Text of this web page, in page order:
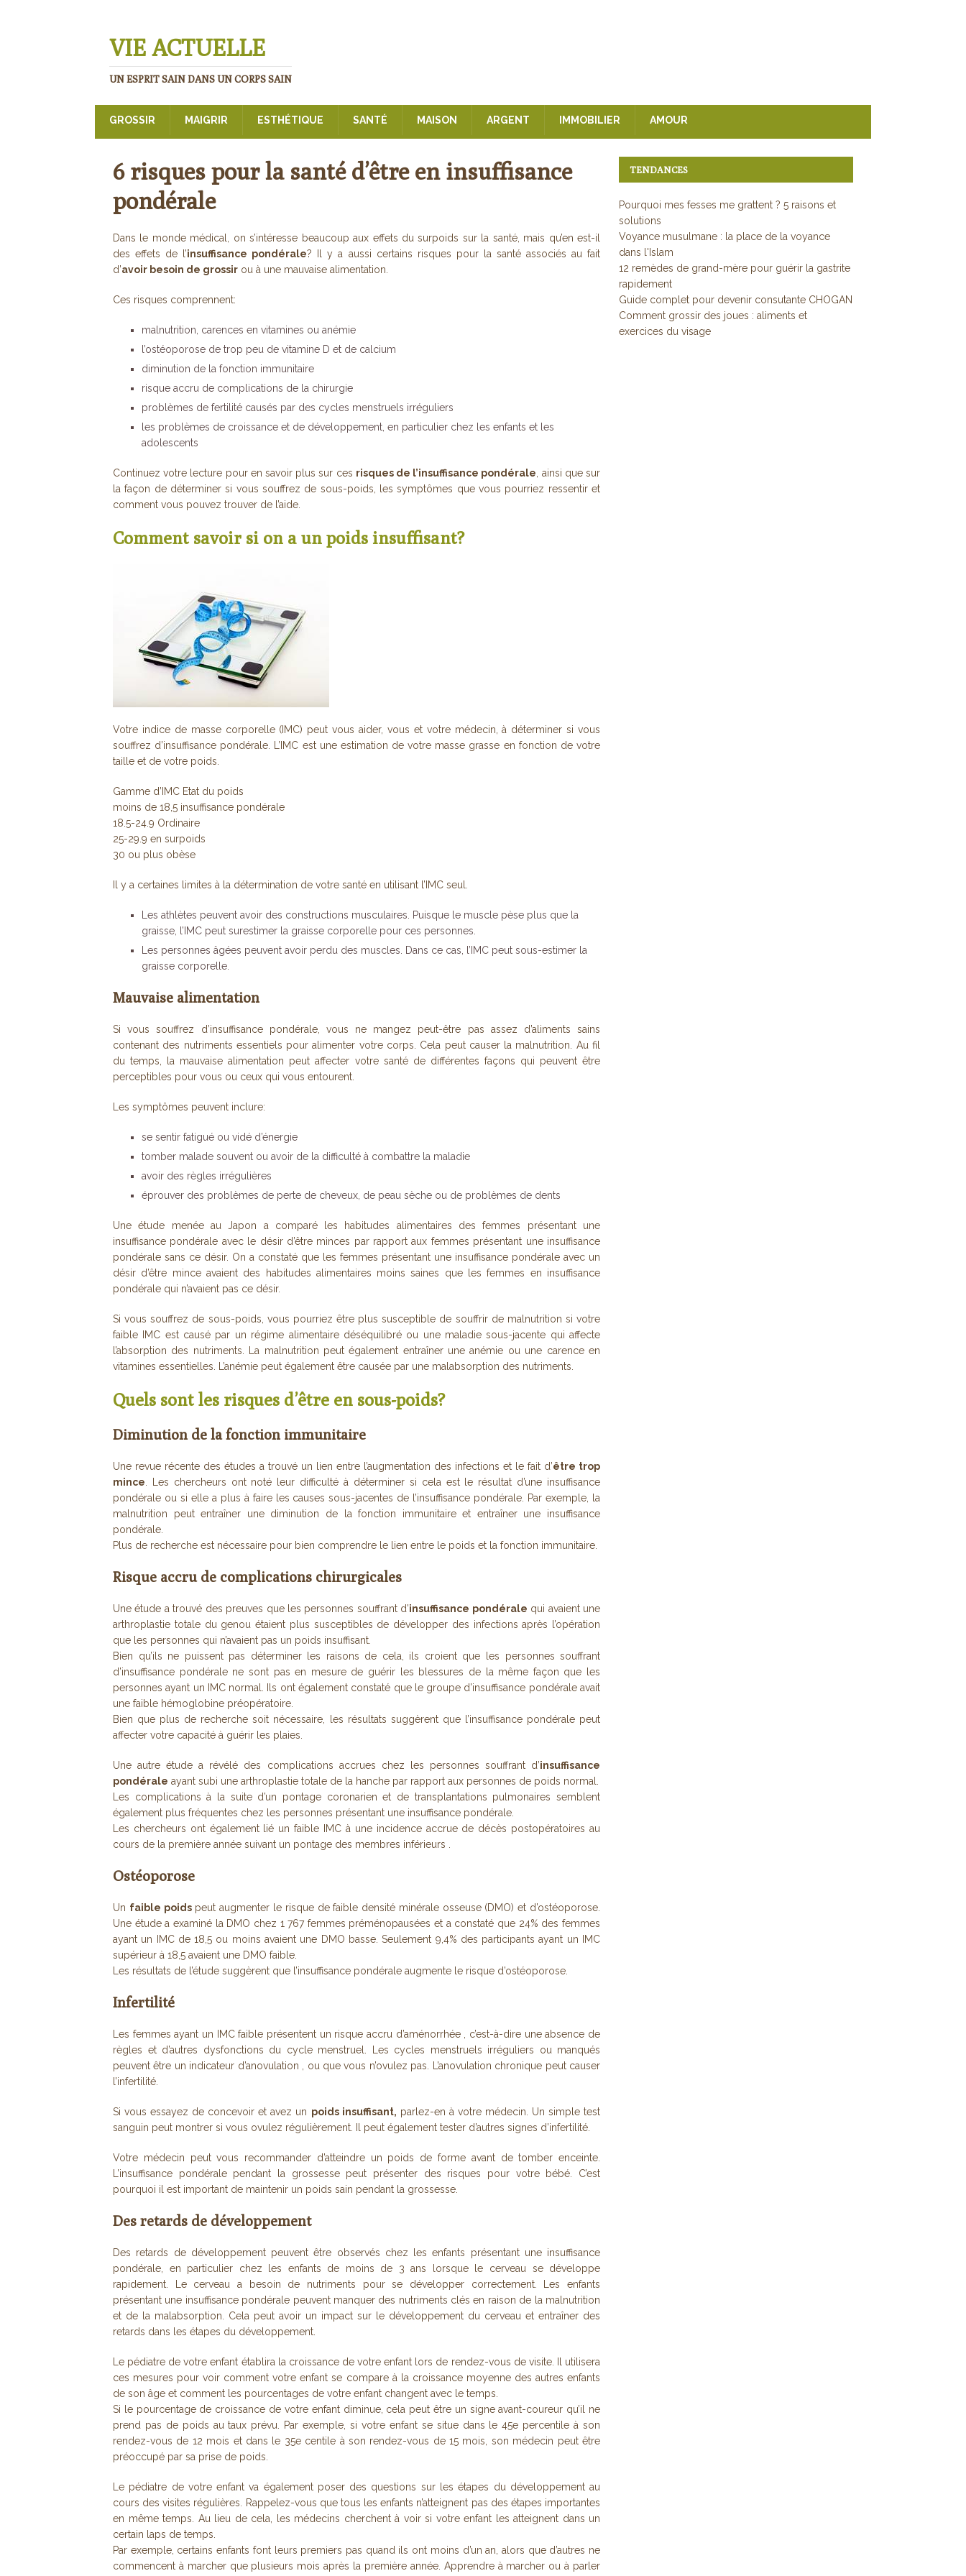
VIE ACTUELLE
UN ESPRIT SAIN DANS UN CORPS SAIN
GROSSIR MAIGRIR ESTHÉTIQUE SANTÉ MAISON ARGENT IMMOBILIER AMOUR
6 risques pour la santé d’être en insuffisance
pondérale
Dans le monde médical, on s’intéresse beaucoup aux effets du surpoids sur la santé, mais qu’en est-il
des effets de l’insuffisance pondérale? Il y a aussi certains risques pour la santé associés au fait
d’avoir besoin de grossir ou à une mauvaise alimentation.
Ces risques comprennent:
malnutrition, carences en vitamines ou anémie
l’ostéoporose de trop peu de vitamine D et de calcium
diminution de la fonction immunitaire
risque accru de complications de la chirurgie
problèmes de fertilité causés par des cycles menstruels irréguliers
les problèmes de croissance et de développement, en particulier chez les enfants et les
adolescents
Continuez votre lecture pour en savoir plus sur ces risques de l’insuffisance pondérale , ainsi que sur
la façon de déterminer si vous souffrez de sous-poids, les symptômes que vous pourriez ressentir et
comment vous pouvez trouver de l’aide.
Comment savoir si on a un poids insuffisant?
Votre indice de masse corporelle (IMC) peut vous aider, vous et votre médecin, à déterminer si vous
souffrez d’insuffisance pondérale. L’IMC est une estimation de votre masse grasse en fonction de votre
taille et de votre poids.
Gamme d’IMC Etat du poids
moins de 18,5 insuffisance pondérale
18.5-24.9 Ordinaire
25-29.9 en surpoids
30 ou plus obèse
Il y a certaines limites à la détermination de votre santé en utilisant l’IMC seul.
Les athlètes peuvent avoir des constructions musculaires. Puisque le muscle pèse plus que la
graisse, l’IMC peut surestimer la graisse corporelle pour ces personnes.
Les personnes âgées peuvent avoir perdu des muscles. Dans ce cas, l’IMC peut sous-estimer la
graisse corporelle.
Mauvaise alimentation
Si vous souffrez d’insuffisance pondérale, vous ne mangez peut-être pas assez d’aliments sains
contenant des nutriments essentiels pour alimenter votre corps. Cela peut causer la malnutrition. Au fil
du temps, la mauvaise alimentation peut affecter votre santé de différentes façons qui peuvent être
perceptibles pour vous ou ceux qui vous entourent.
Les symptômes peuvent inclure:
se sentir fatigué ou vidé d’énergie
tomber malade souvent ou avoir de la difficulté à combattre la maladie
avoir des règles irrégulières
éprouver des problèmes de perte de cheveux, de peau sèche ou de problèmes de dents
Une étude menée au Japon a comparé les habitudes alimentaires des femmes présentant une
insuffisance pondérale avec le désir d’être minces par rapport aux femmes présentant une insuffisance
pondérale sans ce désir. On a constaté que les femmes présentant une insuffisance pondérale avec un
désir d’être mince avaient des habitudes alimentaires moins saines que les femmes en insuffisance
pondérale qui n’avaient pas ce désir.
Si vous souffrez de sous-poids, vous pourriez être plus susceptible de souffrir de malnutrition si votre
faible IMC est causé par un régime alimentaire déséquilibré ou une maladie sous-jacente qui affecte
l’absorption des nutriments. La malnutrition peut également entraîner une anémie ou une carence en
vitamines essentielles. L’anémie peut également être causée par une malabsorption des nutriments.
Quels sont les risques d’être en sous-poids?
Diminution de la fonction immunitaire
Une revue récente des études a trouvé un lien entre l’augmentation des infections et le fait d’être trop
mince . Les chercheurs ont noté leur difficulté à déterminer si cela est le résultat d’une insuffisance
pondérale ou si elle a plus à faire les causes sous-jacentes de l’insuffisance pondérale. Par exemple, la
malnutrition peut entraîner une diminution de la fonction immunitaire et entraîner une insuffisance
pondérale.
Plus de recherche est nécessaire pour bien comprendre le lien entre le poids et la fonction immunitaire.
Risque accru de complications chirurgicales
Une étude a trouvé des preuves que les personnes souffrant d’insuffisance pondérale qui avaient une
arthroplastie totale du genou étaient plus susceptibles de développer des infections après l’opération
que les personnes qui n’avaient pas un poids insuffisant.
Bien qu’ils ne puissent pas déterminer les raisons de cela, ils croient que les personnes souffrant
d’insuffisance pondérale ne sont pas en mesure de guérir les blessures de la même façon que les
personnes ayant un IMC normal. Ils ont également constaté que le groupe d’insuffisance pondérale avait
une faible hémoglobine préopératoire.
Bien que plus de recherche soit nécessaire, les résultats suggèrent que l’insuffisance pondérale peut
affecter votre capacité à guérir les plaies.
Une autre étude a révélé des complications accrues chez les personnes souffrant d’insuffisance
pondérale ayant subi une arthroplastie totale de la hanche par rapport aux personnes de poids normal.
Les complications à la suite d’un pontage coronarien et de transplantations pulmonaires semblent
également plus fréquentes chez les personnes présentant une insuffisance pondérale.
Les chercheurs ont également lié un faible IMC à une incidence accrue de décès postopératoires au
cours de la première année suivant un pontage des membres inférieurs .
Ostéoporose
Un faible poidspeut augmenter le risque de faible densité minérale osseuse (DMO) et d’ostéoporose.
Une étude a examiné la DMO chez 1 767 femmes préménopausées et a constaté que 24% des femmes
ayant un IMC de 18,5 ou moins avaient une DMO basse. Seulement 9,4% des participants ayant un IMC
supérieur à 18,5 avaient une DMO faible.
Les résultats de l’étude suggèrent que l’insuffisance pondérale augmente le risque d’ostéoporose.
Infertilité
Les femmes ayant un IMC faible présentent un risque accru d’aménorrhée , c’est-à-dire une absence de
règles et d’autres dysfonctions du cycle menstruel. Les cycles menstruels irréguliers ou manqués
peuvent être un indicateur d’anovulation , ou que vous n’ovulez pas. L’anovulation chronique peut causer
l’infertilité.
Si vous essayez de concevoir et avez un poids insuffisant, parlez-en à votre médecin. Un simple test
sanguin peut montrer si vous ovulez régulièrement. Il peut également tester d’autres signes d’infertilité.
Votre médecin peut vous recommander d’atteindre un poids de forme avant de tomber enceinte.
L’insuffisance pondérale pendant la grossesse peut présenter des risques pour votre bébé. C’est
pourquoi il est important de maintenir un poids sain pendant la grossesse.
Des retards de développement
Des retards de développement peuvent être observés chez les enfants présentant une insuffisance
pondérale, en particulier chez les enfants de moins de 3 ans lorsque le cerveau se développe
rapidement. Le cerveau a besoin de nutriments pour se développer correctement. Les enfants
présentant une insuffisance pondérale peuvent manquer des nutriments clés en raison de la malnutrition
et de la malabsorption. Cela peut avoir un impact sur le développement du cerveau et entraîner des
retards dans les étapes du développement.
Le pédiatre de votre enfant établira la croissance de votre enfant lors de rendez-vous de visite. Il utilisera
ces mesures pour voir comment votre enfant se compare à la croissance moyenne des autres enfants
de son âge et comment les pourcentages de votre enfant changent avec le temps.
Si le pourcentage de croissance de votre enfant diminue, cela peut être un signe avant-coureur qu’il ne
prend pas de poids au taux prévu. Par exemple, si votre enfant se situe dans le 45e percentile à son
rendez-vous de 12 mois et dans le 35e centile à son rendez-vous de 15 mois, son médecin peut être
préoccupé par sa prise de poids.
Le pédiatre de votre enfant va également poser des questions sur les étapes du développement au
cours des visites régulières. Rappelez-vous que tous les enfants n’atteignent pas des étapes importantes
en même temps. Au lieu de cela, les médecins cherchent à voir si votre enfant les atteignent dans un
certain laps de temps.
Par exemple, certains enfants font leurs premiers pas quand ils ont moins d’un an, alors que d’autres ne
commencent à marcher que plusieurs mois après la première année. Apprendre à marcher ou à parler
TENDANCES
Pourquoi mes fesses me grattent ? 5 raisons et
solutions
Voyance musulmane : la place de la voyance
dans l'Islam
12 remèdes de grand-mère pour guérir la gastrite
rapidement
Guide complet pour devenir consutante CHOGAN
Comment grossir des joues : aliments et
exercices du visage